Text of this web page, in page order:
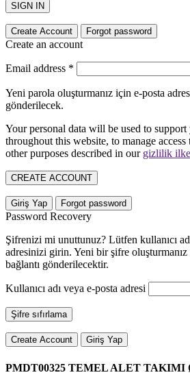
SIGN IN
Create Account Forgot password
Create an account
Email address *
Yeni parola oluşturmanız için e-posta
gönderilecek.
Your personal data will be used to
throughout this website, to manage
other purposes described in our gizlilik
CREATE ACCOUNT
Giriş Yap Forgot password
Password Recovery
Şifrenizi mi unuttunuz? Lütfen kullanıcı
adresinizi girin. Yeni bir şifre
bağlantı gönderilecektir.
Kullanıcı adı veya e-posta adresi
Şifre sıfırlama
Create Account Giriş Yap
PMDT00325 TEMEL ALET TAKIMI